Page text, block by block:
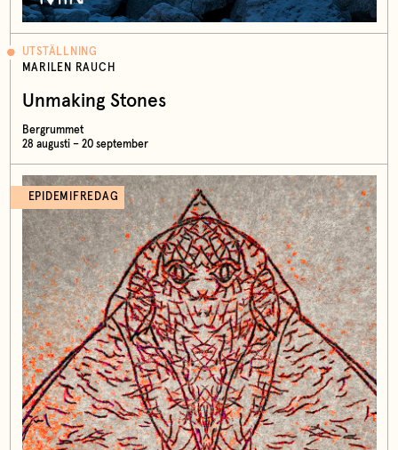
UTSTÄLLNING
MARILEN RAUCH
Unmaking Stones
Bergrummet
28 augusti – 20 september
EPIDEMIFREDAG